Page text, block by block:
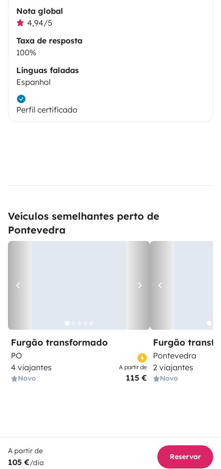
Nota global
4,94/5
Taxa de resposta
100%
Línguas faladas
Espanhol
Perfil certificado
Veículos semelhantes perto de
Pontevedra
Furgão transformado
PO
4 viajantes
Novo
A partir de
115 €
Furgão
Pontevedra
2 viajantes
Novo
A partir de
105 €/dia
Reservar